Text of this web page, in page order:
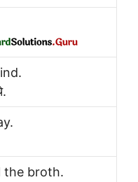
the broth.